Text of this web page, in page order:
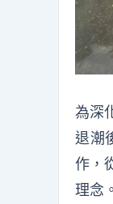
為深
退潮
作，
理念。